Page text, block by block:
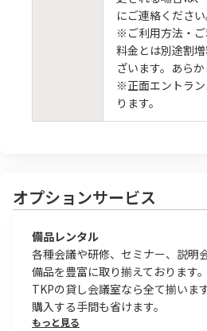
にご連絡ください
※ご利用方法・
料金とは別途割
ざいます。あら
※正面エントラ
ります。
オプションサービス
備品レンタル
各種会議や研修、セミナー、説明
備品を豊富に取り揃えております
TKPの貸し会議室なら全て揃いま
購入する手間も省けます。
もっと見る